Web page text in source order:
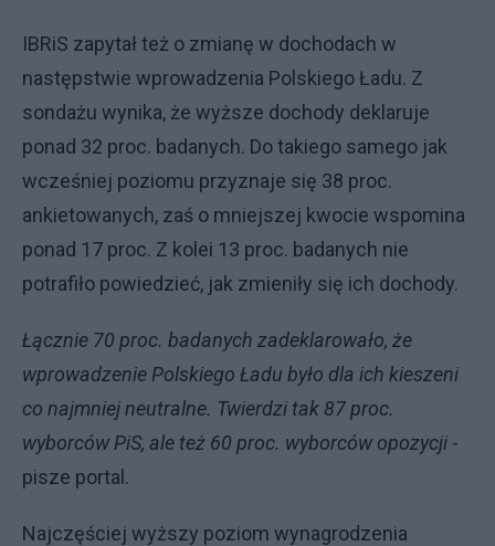
IBRiS zapytał też o zmianę w dochodach w
następstwie wprowadzenia Polskiego Ładu. Z
sondażu wynika, że wyższe dochody deklaruje
ponad 32 proc. badanych. Do takiego samego jak
wcześniej poziomu przyznaje się 38 proc.
ankietowanych, zaś o mniejszej kwocie wspomina
ponad 17 proc. Z kolei 13 proc. badanych nie
potrafiło powiedzieć, jak zmieniły się ich dochody.
Łącznie 70 proc. badanych zadeklarowało, że
wprowadzenie Polskiego Ładu było dla ich kieszeni
co najmniej neutralne. Twierdzi tak 87 proc.
wyborców PiS, ale też 60 proc. wyborców opozycji -
pisze portal.
Najczęściej wyższy poziom wynagrodzenia